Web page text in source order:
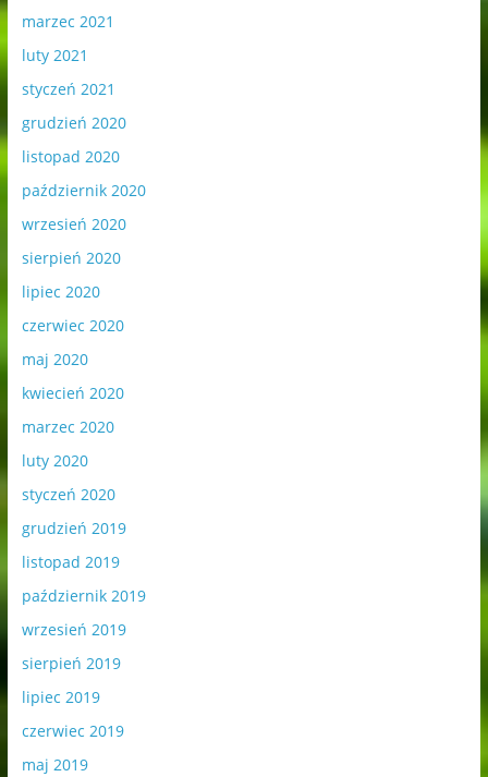
marzec 2021
luty 2021
styczeń 2021
grudzień 2020
listopad 2020
październik 2020
wrzesień 2020
sierpień 2020
lipiec 2020
czerwiec 2020
maj 2020
kwiecień 2020
marzec 2020
luty 2020
styczeń 2020
grudzień 2019
listopad 2019
październik 2019
wrzesień 2019
sierpień 2019
lipiec 2019
czerwiec 2019
maj 2019